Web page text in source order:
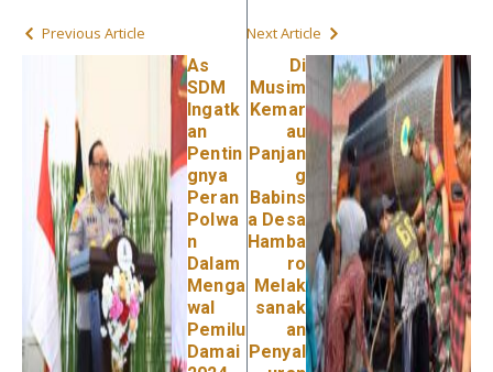
Previous Article
As
SDM
Ingatk
an
Pentin
gnya
Peran
Polwa
n
Dalam
Menga
wal
Pemilu
Damai
Next Article
Di
Musim
Kemar
au
Panjan
g
Babins
a Desa
Hamba
ro
Melak
sanak
an
Penyal